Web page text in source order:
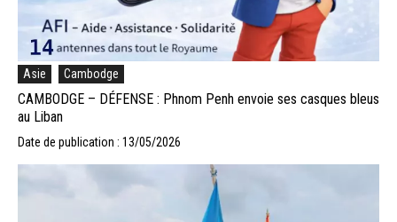
Asie Cambodge
CAMBODGE – DÉFENSE : Phnom Penh envoie ses casques bleus
au Liban
Date de publication : 13/05/2026